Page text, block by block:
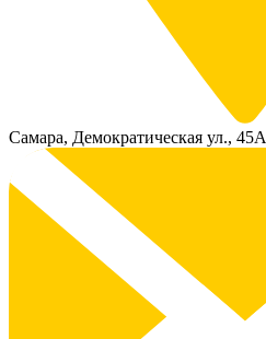
Самара, Демократическая ул., 45А